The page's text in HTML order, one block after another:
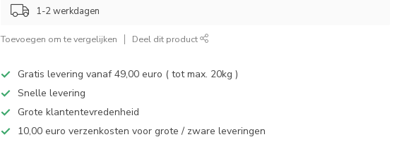
1-2 werkdagen
Toevoegen om te vergelijken Deel dit product
Gratis levering vanaf 49,00 euro ( tot max. 20kg )
Snelle levering
Grote klantentevredenheid
10,00 euro verzenkosten voor grote / zware leveringen